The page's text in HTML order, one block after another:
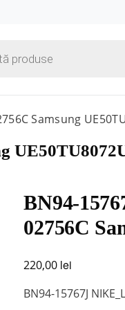
Samsung
BN94-
02756C
220,00 lei
BN94-15767J